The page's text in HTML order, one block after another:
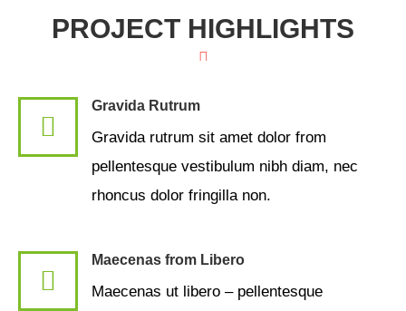
PROJECT HIGHLIGHTS
Gravida Rutrum
Gravida rutrum sit amet dolor from
pellentesque vestibulum nibh diam, nec
rhoncus dolor fringilla non.
Maecenas from Libero
Maecenas ut libero – pellentesque